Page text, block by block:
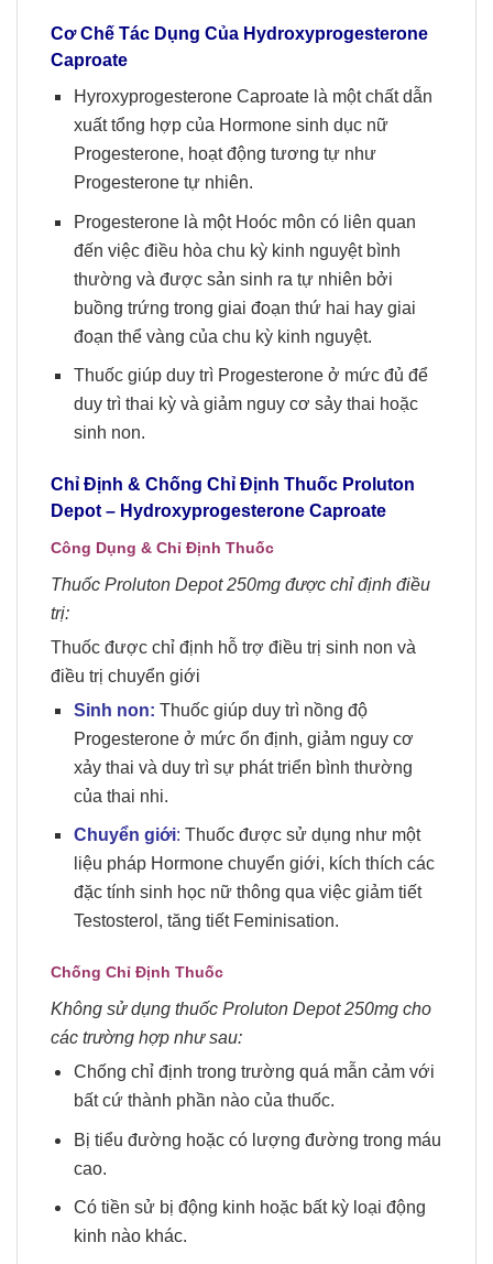
Cơ Chế Tác Dụng Của Hydroxyprogesterone
Caproate
Hyroxyprogesterone Caproate là một chất dẫn
xuất tổng hợp của Hormone sinh dục nữ
Progesterone, hoạt động tương tự như
Progesterone tự nhiên.
Progesterone là một Hoóc môn có liên quan
đến việc điều hòa chu kỳ kinh nguyệt bình
thường và được sản sinh ra tự nhiên bởi
buồng trứng trong giai đoạn thứ hai hay giai
đoạn thể vàng của chu kỳ kinh nguyệt.
Thuốc giúp duy trì Progesterone ở mức đủ để
duy trì thai kỳ và giảm nguy cơ sảy thai hoặc
sinh non.
Chỉ Định & Chống Chỉ Định Thuốc Proluton
Depot – Hydroxyprogesterone Caproate
Công Dụng & Chỉ Định Thuốc
Thuốc Proluton Depot 250mg được chỉ định điều
trị:
Thuốc được chỉ định hỗ trợ điều trị sinh non và
điều trị chuyển giới
Sinh non: Thuốc giúp duy trì nồng độ
Progesterone ở mức ổn định, giảm nguy cơ
xảy thai và duy trì sự phát triển bình thường
của thai nhi.
Chuyển giới: Thuốc được sử dụng như một
liệu pháp Hormone chuyển giới, kích thích các
đặc tính sinh học nữ thông qua việc giảm tiết
Testosterol, tăng tiết Feminisation.
Chống Chỉ Định Thuốc
Không sử dụng thuốc Proluton Depot 250mg cho
các trường hợp như sau:
Chống chỉ định trong trường quá mẫn cảm với
bất cứ thành phần nào của thuốc.
Bị tiểu đường hoặc có lượng đường trong máu
cao.
Có tiền sử bị động kinh hoặc bất kỳ loại động
kinh nào khác.